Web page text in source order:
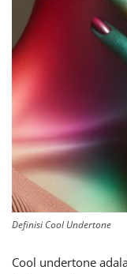
Definisi Cool Undertone
Cool undertone